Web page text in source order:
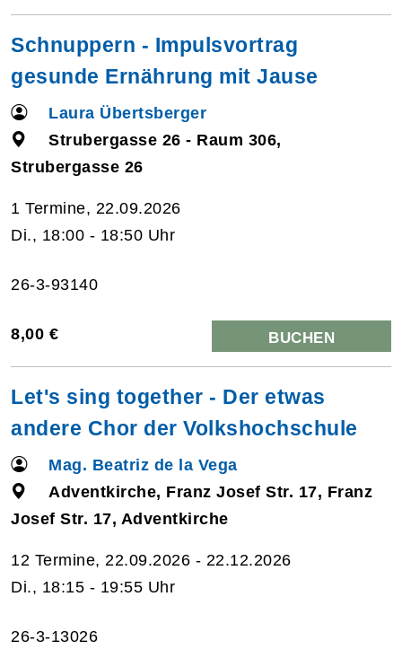
Schnuppern - Impulsvortrag
gesunde Ernährung mit Jause
Laura Übertsberger
Strubergasse 26 - Raum 306,
Strubergasse 26
1 Termine, 22.09.2026
Di., 18:00 - 18:50 Uhr
26-3-93140
8,00 € BUCHEN
Let's sing together - Der etwas
andere Chor der Volkshochschule
Mag. Beatriz de la Vega
Adventkirche, Franz Josef Str. 17, Franz
Josef Str. 17, Adventkirche
12 Termine, 22.09.2026 - 22.12.2026
Di., 18:15 - 19:55 Uhr
26-3-13026